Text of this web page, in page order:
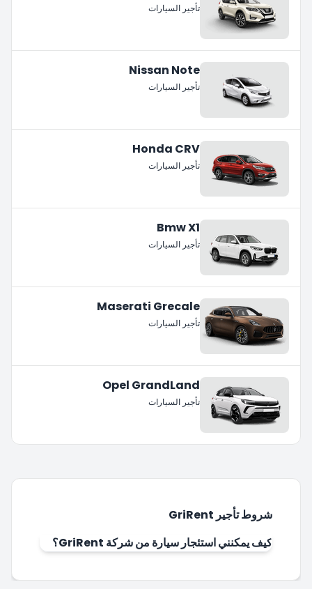
تأجير السيارات
Nissan Note
تأجير السيارات
Honda CRV
تأجير السيارات
Bmw X1
تأجير السيارات
Maserati Grecale
تأجير السيارات
Opel GrandLand
تأجير السيارات
شروط تأجير GriRent
كيف يمكنني استئجار سيارة من شركة GriRent؟